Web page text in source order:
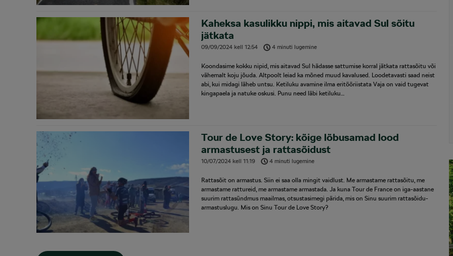
Kaheksa kasulikku nippi, mis aitavad Sul sõitu
jätkata
09/09/2024 kell12:54 4 minuti lugemine
Koondasime kokku nipid, mis aitavad Sul hädasse sattumise korral jätkata rattasõitu või
vähemalt koju jõuda. Altpoolt leiad ka mõned muud kavalused. Loodetavasti saad neist
abi, kui midagi läheb untsu. Ketiluku avamine ilma eritööriistata Vaja on vaid tugevat
kingapaela ja natuke oskusi. Punu need läbi ketiluku…
Tour de Love Story: kõige lõbusamad lood
armastusest ja rattasõidust
10/07/2024 kell11:19 4 minuti lugemine
Rattasõit on armastus. Siin ei saa olla mingit vaidlust. Me armastame rattasõitu, me
armastame rattureid, me armastame armastada. Ja kuna Tour de France on iga-aastane
suurim rattasündmus maailmas, otsustasimegi pärida, mis on Sinu suurim rattasõidu-
armastuslugu. Mis on Sinu Tour de Love Story?